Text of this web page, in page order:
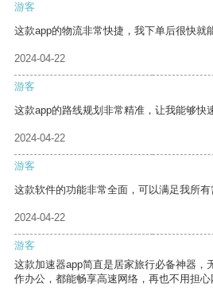
游客
这款app的物流非常快捷，我下单后很快就
2024-04-22
游客
这款app的路线规划非常精准，让我能够快
2024-04-22
游客
这款软件的功能非常全面，可以满足我所有
2024-04-22
游客
这款加速器app简直是居家旅行必备神器，
作办公，都能畅享高速网络，再也不用担心